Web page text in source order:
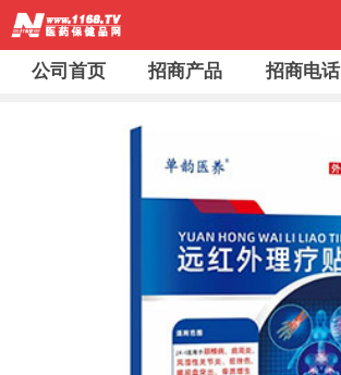
公司首页 招商产品 招商电话